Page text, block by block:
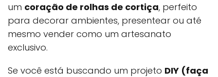
um coração de rolhas de cortiça, perfeito
para decorar ambientes, presentear ou até
mesmo vender como um artesanato
exclusivo.
Se você está buscando um projeto DIY (faça